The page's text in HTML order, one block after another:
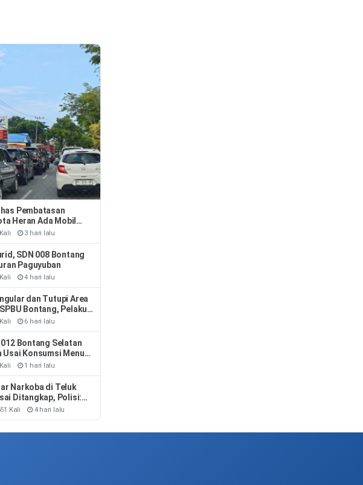
Pembatasan
Heran Ada Mobil
Sehari3 hari lalu
SDN 008 Bontang
Paguyuban
4 hari lalu
dan Tutupi Area
Bontang, Pelaku
6 hari lalu
Bontang Selatan
Usai Konsumsi Menu
1 hari lalu
Narkoba di Teluk
Ditangkap, Polisi:
Mengeluh Sesak
Kali 4 hari lalu